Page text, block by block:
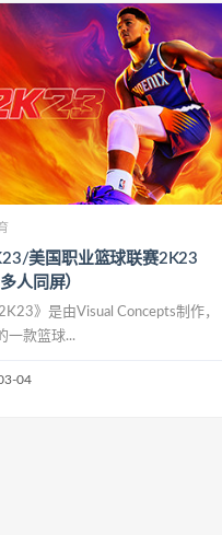
美国职业篮球联赛2K23
人同屏）
》是由Visual Concepts制作，
一款篮球...
04